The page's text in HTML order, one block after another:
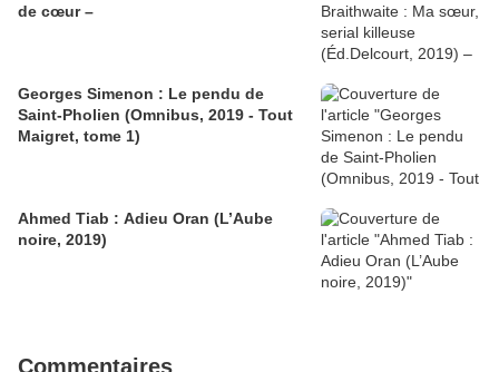
de cœur –
Georges Simenon : Le pendu de
Saint-Pholien (Omnibus, 2019 - Tout
Maigret, tome 1)
Ahmed Tiab : Adieu Oran (L’Aube
noire, 2019)
Commentaires